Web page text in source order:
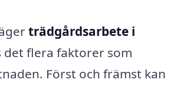
trädgårdsarbete i
det flera faktorer som
Först och främst kan